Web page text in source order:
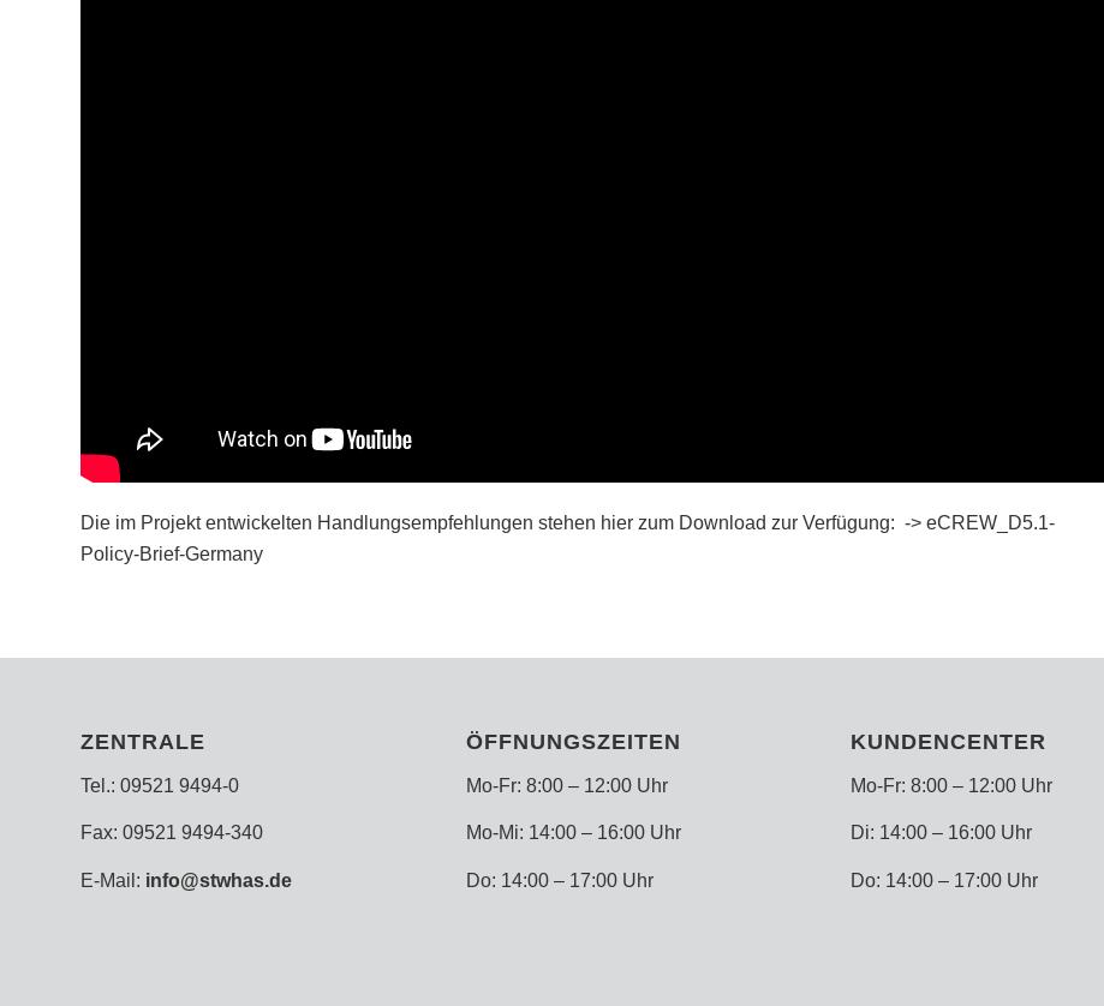
Die im Projekt entwickelten Handlungsempfehlungen stehen hier zum Download zur Verfügung: -> eCREW_D5.1-
Policy-Brief-Germany
ZENTRALE
Tel.: 09521 9494-0
Fax: 09521 9494-340
E-Mail: info@stwhas.de
ÖFFNUNGSZEITEN
Mo-Fr: 8:00 – 12:00 Uhr
Mo-Mi: 14:00 – 16:00 Uhr
Do: 14:00 – 17:00 Uhr
KUNDENCENTER
Mo-Fr: 8:00 – 12:00 Uhr
Di: 14:00 – 16:00 Uhr
Do: 14:00 – 17:00 Uhr